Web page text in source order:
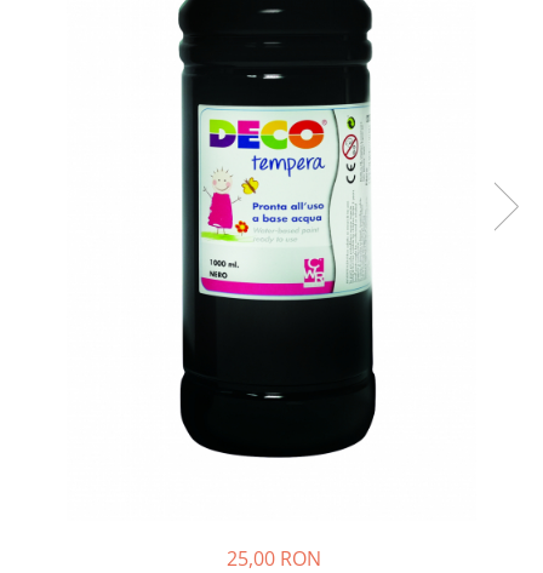
Biciclete si Triciclete
Biciclete Viking Challange
Biciclete Viking Explorer
Amenajări camere senzoriale
Echipamente camere senzoriale
Oferte pentru Camere Senzoriale
Creativitate si indemanare
25,00 RON